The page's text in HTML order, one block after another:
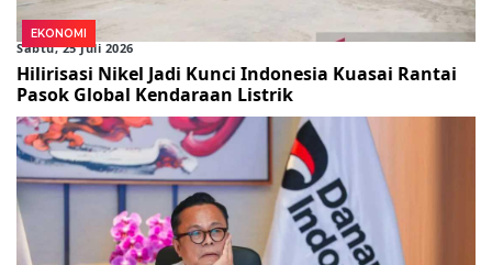
EKONOMI
Sabtu, 25 Juli 2026
Hilirisasi Nikel Jadi Kunci Indonesia Kuasai Rantai
Pasok Global Kendaraan Listrik